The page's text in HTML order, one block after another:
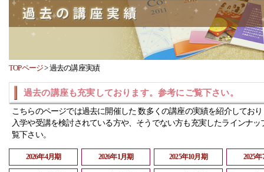
TOPページ>過去の講座実績
過去の講座も充実しております。参考にご覧下さい。
こちらのページでは過去に開催した 数多くの講座の実績を紹介してお
入学や受講を検討されている方や、そうでない方も充実したラインナッ
覧下さい。
2026年4月期 2026年1月期 2025年10月期 2025